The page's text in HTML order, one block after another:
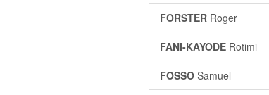
FORSTER Roger
FANI-KAYODE Rotimi
FOSSO Samuel